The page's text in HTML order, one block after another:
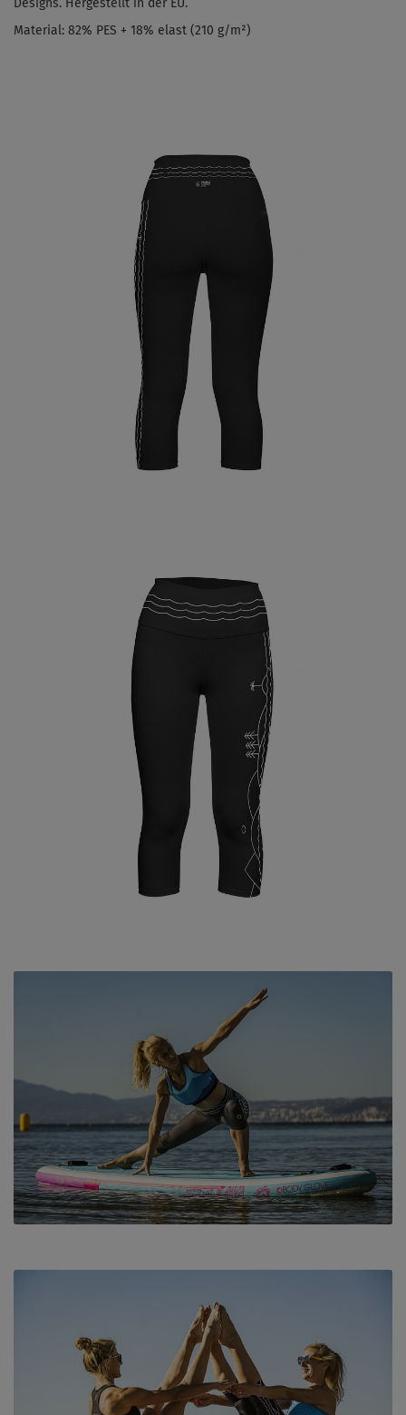
Designs. Hergestellt in der EU.
Material: 82% PES + 18% elast (210 g/m²)